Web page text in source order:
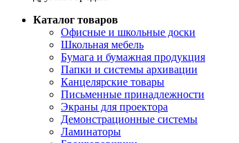
Каталог товаров
Офисные и школьные доски
Школьная мебель
Бумага и бумажная продукция
Папки и системы архивации
Канцелярские товары
Письменные принадлежности
Экраны для проектора
Демонстрационные системы
Ламинаторы